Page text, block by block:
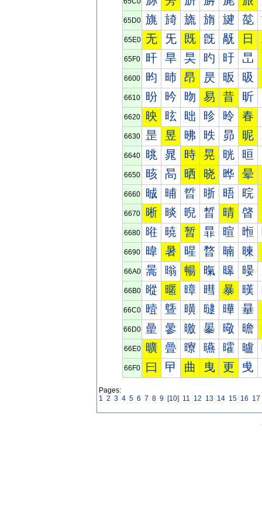
65D0 旐 旑 旒 旓 旔 旕
65E0 无 旡 既 旣 旤 日
65F0 旰 旱 旲 旳 旴 旵
6600 昀 昁 昂 昃 昄 昅
6610 昐 昑 昒 易 昔 昕
6620 映 昡 昢 昣 昤 春
6630 昰 昱 昲 昳 昴 昵
6640 晀 晁 時 晃 晄 晅
6650 晐 晑 晒 晓 晔 晕
6660 晠 晡 晢 晣 晤 晥
6670 晰 晱 晲 晳 晴 晵
6680 暀 暁 暂 暃 暄 暅
6690 暐 暑 暒 暓 暔 暕
66A0 暠 暡 暢 暣 暤 暥
66B0 暰 暱 暲 暳 暴 暵
66C0 曀 曁 曂 曃 曄 曅
66D0 曐 曑 曒 曓 曔 曕
66E0 曠 曡 曢 曣 曤 曥
66F0 曰 曱 曲 曳 更 曵
Pages:
1 2 3 4 5 6 7 8 9 [10] 11 12 13 14 15 16 17